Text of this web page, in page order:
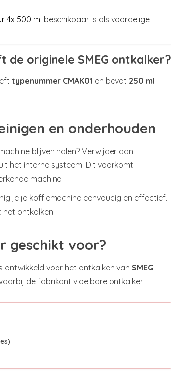
4x 500 ml beschikbaar is als voordelige
de originele SMEG ontkalker?
typenummer CMAK01 en bevat 250 ml
en onderhouden
blijven halen? Verwijder dan
het interne systeem. Dit voorkomt
machine.
je je koffiemachine eenvoudig en effectief.
ontkalken.
geschikt voor?
ontwikkeld voor het ontkalken van SMEG
de fabrikant vloeibare ontkalker